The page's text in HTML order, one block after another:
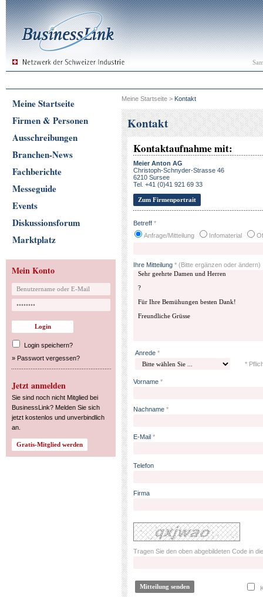
Meine Startseite
Firmen & Personen
Ausschreibungen
Branchen-News
Fachberichte
Messeguide
Events
Diskussionsforum
Marktplatz
Mein Konto
Login speichern?
» Passwort vergessen?
Jetzt anmelden
Sie sind noch nicht Mitglied bei
BusinessLink? Melden Sie sich
jetzt kostenlos und unverbindlich
an.
Meine Startseite > Kontakt
Kontakt
Kontaktaufnahme mit:
Meier Anton AG
Christoph-Schnyder-Strasse 46
6210 Sursee
Tel. +41 (0)41 921 69 33
Zum Firmenportrait
Betreff *
Anfrage/Mitteilung
Infomaterial
Ihre Mitteilung * (Bitte ergänzen oder ändern)
Anrede *
*
Vorname *
Nachname *
E-Mail *
Telefon
Firma
Tragen Sie den oben abgebildeten Code in